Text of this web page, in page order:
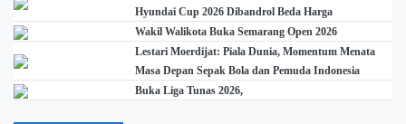
Hyundai Cup 2026 Dibandrol Beda Harga
Wakil Walikota Buka Semarang Open 2026
Lestari Moerdijat: Piala Dunia, Momentum Menata
Masa Depan Sepak Bola dan Pemuda Indonesia
Buka Liga Tunas 2026,